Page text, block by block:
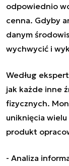
odpowiednio
cenna. Gdyby
danym
wychwycić i
Według
jak każde inne
fizycznych.
uniknięcia wielu
produkt
- Analiza